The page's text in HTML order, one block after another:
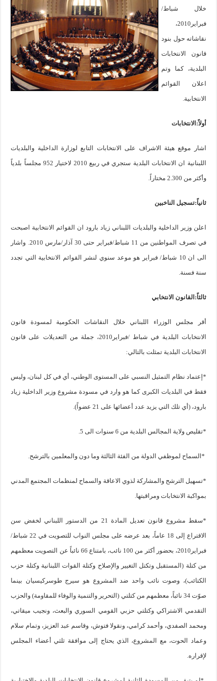
خلال شباط/
فبراير2010،
نقاشاته حول بنود
قانون الانتخابات
البلدية، كما وتم
اعلان القوائم
الانتخابية.
أولاً:الانتخابات
اشار موقع هيئة الاشراف على الانتخابات التابع لوزارة الداخلية والبلديات
اللبنانية ان الانتخابات البلدية ستجري في ربيع 2010 لاختيار 952 مجلساً بلدياً
وأكثر من 2.300 مختاراً.
ثانياً:تسجيل الناخبين
اعلن وزير الداخلية والبلديات اللبناني زياد بارود ان القوائم الانتخابية اصبحت
في تصرف المواطنين من 11 شباط/فبراير حتى 30 آذار/مارس 2010. واشار
الى ان 10 شباط/ فبراير هو موعد سنوي لنشر القوائم الانتخابية التي تجدد
سنة فسنة.
ثالثاً:القانون الانتخابي
أقر مجلس الوزراء اللبناني خلال النقاشات الحكومية لمسودة قانون
الانتخابات البلدية في شباط /فبراير2010، جملة من التعديلات على قانون
الانتخابات البلدية تمثلت بالتالي:
*إعتماد نظام التمثيل النسبي على المستوى الوطني، أي في كل لبنان، وليس
فقط في البلديات الكبرى كما هو وارد في مسودة مشروع وزير الداخلية زياد
بارود، (أي تلك التي يزيد عدد أعضائها على 21 عضواً).
*تقليص ولاية المجالس البلدية من 6 سنوات الى 5.
*السماح لموظفي الدولة من الفئة الثالثة وما دون والمعلمين بالترشح.
*تسهيل الترشح والمشاركة لذوي الاعاقة والسماح لمنظمات المجتمع المدني
بمواكبة الانتخابات ومراقبتها.
*سقط مشروع قانون تعديل المادة 21 من الدستور اللبناني لخفض سن
الاقتراع إلى 18 عاماً، بعد عرضه على مجلس النواب للتصويت في 22 شباط/
فبراير2010، بحضور أكثر من 100 نائب، بامتناع 66 نائباً عن التصويت معظمهم
من كتلة (المستقبل وتكتل التغيير والإصلاح وكتلة القوات اللبنانية وكتلة حزب
الكتائب)، وصوت نائب واحد ضد المشروع هو سيرج طوسركيسيان بينما
صوّت 34 نائباً، معظمهم من كتلتي (التحرير والتنمية والوفاء للمقاومة) والحزب
التقدمي الاشتراكي وكتلتي حزبي القومي السوري والبعث، ونجيب ميقاتي،
ومحمد الصفدي، وأحمد كرامي، ونقولا فتوش، وقاسم عبد العزيز، وتمام سلام
وعماد الحوت، مع المشروع، الذي يحتاج إلى موافقة ثلثي أعضاء المجلس
لإقراره.